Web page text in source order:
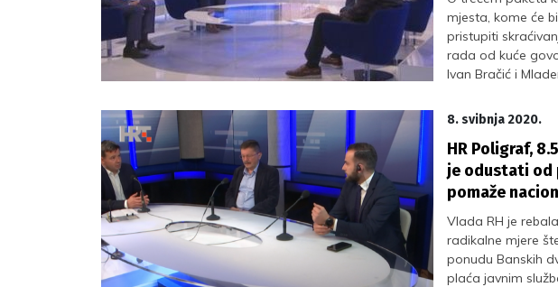
mjesta, kome će
pristupiti
rada od kuće
Ivan Bračić i
8. svibnja 2020.
HR Poligraf,
je odustati od
pomaže
Vlada RH je
radikalne mjere
ponudu Banskih
plaća javnim